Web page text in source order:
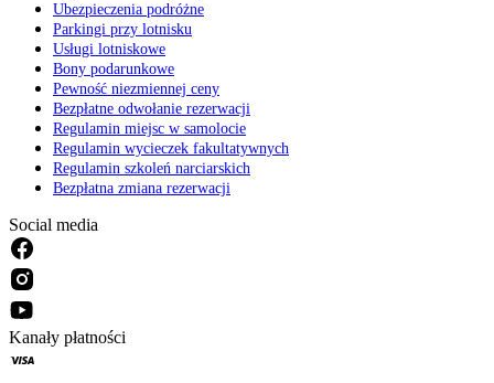
Ubezpieczenia podróżne
Parkingi przy lotnisku
Usługi lotniskowe
Bony podarunkowe
Pewność niezmiennej ceny
Bezpłatne odwołanie rezerwacji
Regulamin miejsc w samolocie
Regulamin wycieczek fakultatywnych
Regulamin szkoleń narciarskich
Bezpłatna zmiana rezerwacji
Social media
Kanały płatności